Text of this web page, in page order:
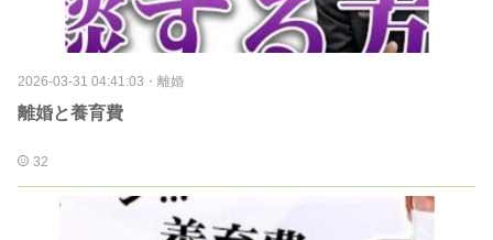
2026-03-31 04:41:03 ・ 離婚
離婚と養育費
32